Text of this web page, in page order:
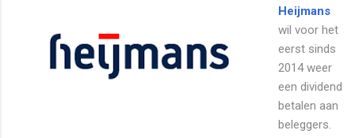
Heijmans
wil voor het
eerst sinds
2014 weer
een dividend
betalen aan
beleggers.